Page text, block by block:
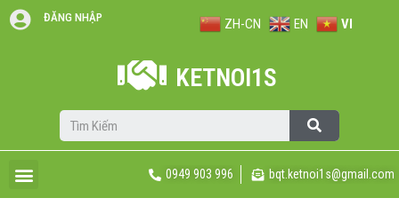
ĐĂNG NHẬP ZH-CN EN VI
KETNOI1S
0949 903 996 bqt.ketnoi1s@gmail.com